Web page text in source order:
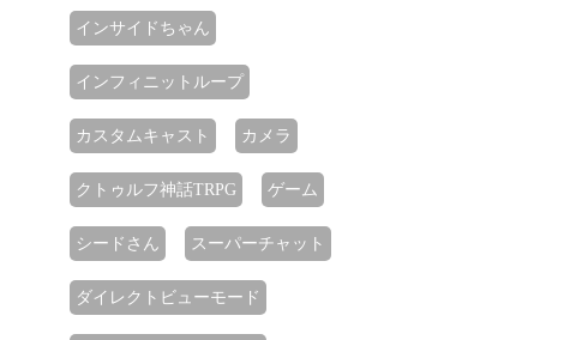
インサイドちゃん
インフィニットループ
カスタムキャスト カメラ
クトゥルフ神話TRPG ゲーム
シードさん スーパーチャット
ダイレクトビューモード